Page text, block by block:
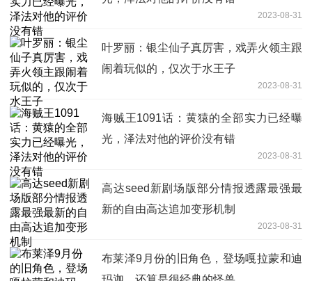
2023-08-31
叶罗丽：银尘仙子真厉害，戏弄火领主跟
闹着玩似的，仅次于水王子
2023-08-31
海贼王1091话：黄猿的全部实力已经曝
光，泽法对他的评价没有错
2023-08-31
高达seed新剧场版部分情报透露最强最
新的自由高达追加变形机制
2023-08-31
布莱泽9月份的旧角色，登场嘎拉蒙和迪